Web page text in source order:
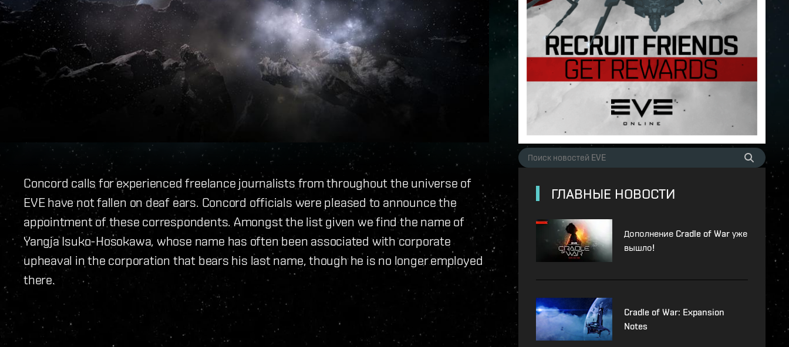
Concord calls for experienced freelance journalists from throughout the universe of
EVE have not fallen on deaf ears. Concord officials were pleased to announce the
appointment of these correspondents. Amongst the list given we find the name of
Yangja Isuko-Hosokawa, whose name has often been associated with corporate
upheaval in the corporation that bears his last name, though he is no longer employed
there.
ГЛАВНЫЕ НОВОСТИ
Дополнение Cradle of War уже
вышло!
Cradle of War: Expansion
Notes